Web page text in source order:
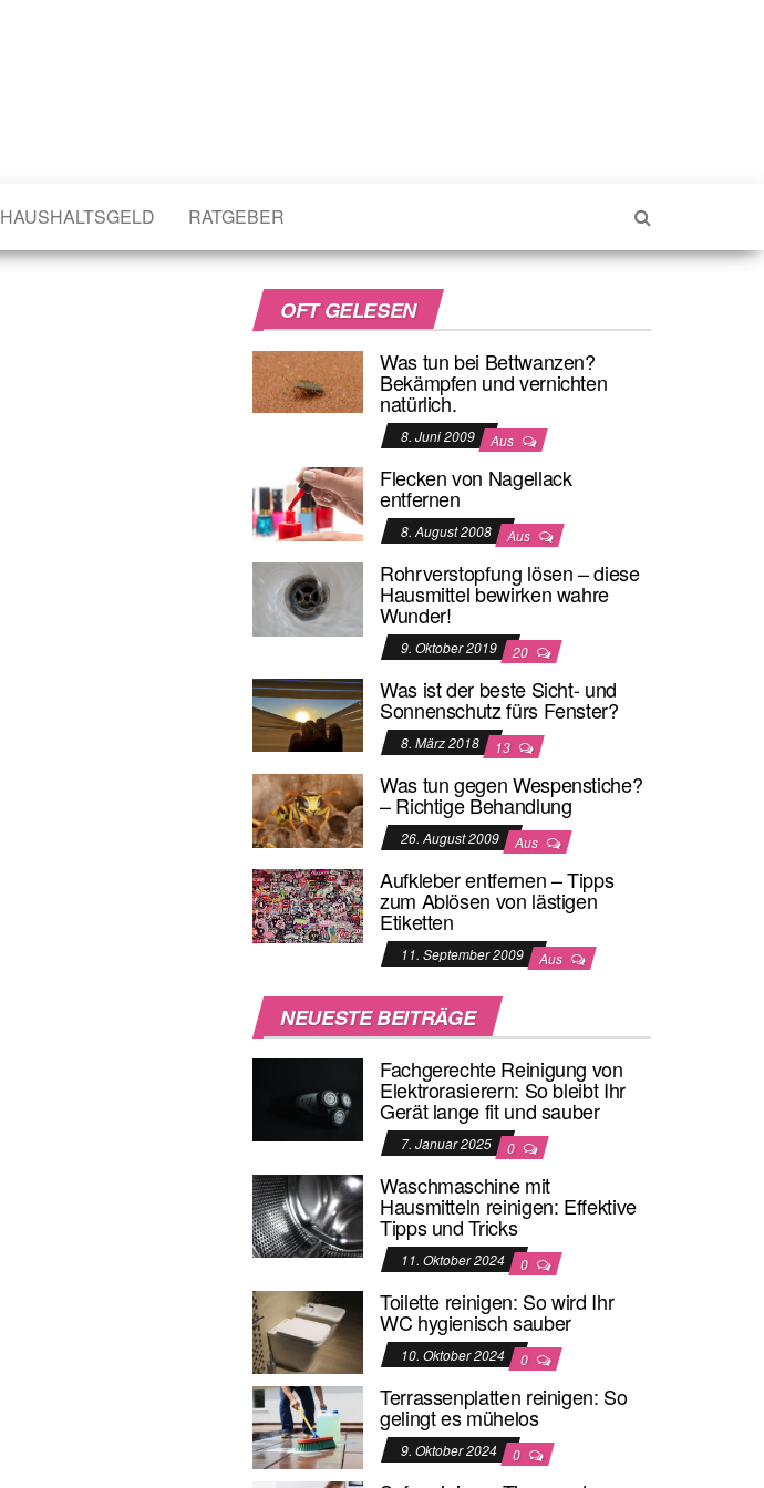
HAUSHALTSGELD RATGEBER
OFT GELESEN
Was tun bei Bettwanzen?
Bekämpfen und vernichten
natürlich.
8. Juni 2009 Aus
Flecken von Nagellack
entfernen
8. August 2008 Aus
Rohrverstopfung lösen – diese
Hausmittel bewirken wahre
Wunder!
9. Oktober 2019 20
Was ist der beste Sicht- und
Sonnenschutz fürs Fenster?
8. März 2018 13
Was tun gegen Wespenstiche?
– Richtige Behandlung
26. August 2009 Aus
Aufkleber entfernen – Tipps
zum Ablösen von lästigen
Etiketten
11. September 2009 Aus
NEUESTE BEITRÄGE
Fachgerechte Reinigung von
Elektrorasierern: So bleibt Ihr
Gerät lange fit und sauber
7. Januar 2025 0
Waschmaschine mit
Hausmitteln reinigen: Effektive
Tipps und Tricks
11. Oktober 2024 0
Toilette reinigen: So wird Ihr
WC hygienisch sauber
10. Oktober 2024 0
Terrassenplatten reinigen: So
gelingt es mühelos
9. Oktober 2024 0